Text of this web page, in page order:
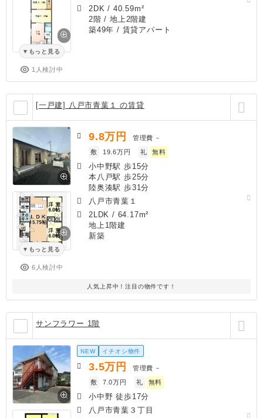
もっと見る
1人検討中
2DK / 40.59m²
2階 / 地上2階建
築49年 / 賃貸アパート
[一戸建] 八戸市青葉１ の賃貸
もっと見る
6人検討中
9.8万円 管理費 －
敷
19.6万円 礼 無料
小中野駅 歩15分
本八戸駅 歩25分
陸奥湊駅 歩31分
八戸市青葉１
2LDK / 64.17m²
地上1階建
新築
人気上昇中！注目の物件です！
サンフラワー 1階
NEW イチオシ物件
3.5万円 管理費 －
敷
7.0万円 礼 無料
小中野 徒歩17分
八戸市青葉３丁目